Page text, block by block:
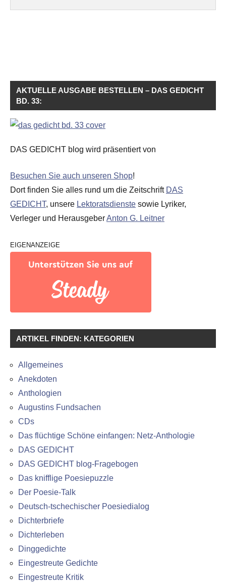
AKTUELLE AUSGABE BESTELLEN – DAS GEDICHT
BD. 33:
DAS GEDICHT blog wird präsentiert von
Besuchen Sie auch unseren Shop!
Dort finden Sie alles rund um die Zeitschrift DAS
GEDICHT, unsere Lektoratsdienste sowie Lyriker,
Verleger und HerausgeberAnton G. Leitner
EIGENANZEIGE
ARTIKEL FINDEN: KATEGORIEN
Allgemeines
Anekdoten
Anthologien
Augustins Fundsachen
CDs
Das flüchtige Schöne einfangen: Netz-Anthologie
DAS GEDICHT
DAS GEDICHT blog-Fragebogen
Das knifflige Poesiepuzzle
Der Poesie-Talk
Deutsch-tschechischer Poesiedialog
Dichterbriefe
Dichterleben
Dinggedichte
Eingestreute Gedichte
Eingestreute Kritik